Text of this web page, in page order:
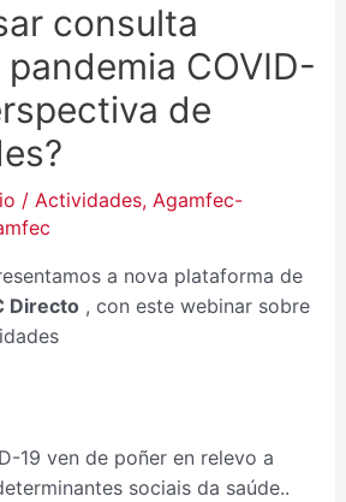
consulta
COVID-
de
/ Actividades, Agamfec-
a nova plataforma de
Directo, con este webinar sobre
19 ven de poñer en relevo a
sociais da saúde..